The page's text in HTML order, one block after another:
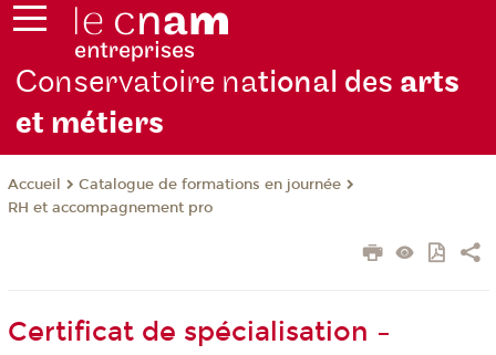
Conservatoire national des arts
et métiers
Accueil
Catalogue de formations en journée
RH et accompagnement pro
Certificat de spécialisation –